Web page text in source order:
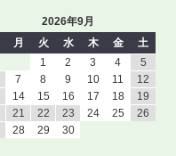
2026年9月
月 火 水 木 金
土
1
2 3 4
5
7 8 9 10 11
12
14 15 16 17 18
19
21 22 23 24 25
26
28 29 30